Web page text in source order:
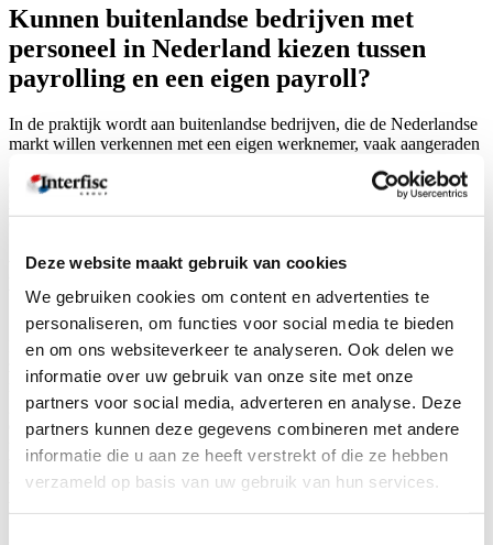
Deze website maakt gebruik van cookies
We gebruiken cookies om content en advertenties te
personaliseren, om functies voor social media te bieden
en om ons websiteverkeer te analyseren. Ook delen we
informatie over uw gebruik van onze site met onze
partners voor social media, adverteren en analyse. Deze
partners kunnen deze gegevens combineren met andere
informatie die u aan ze heeft verstrekt of die ze hebben
verzameld op basis van uw gebruik van hun services.
Kunnen buitenlandse bedrijven met
personeel in Nederland kiezen tussen
payrolling en een eigen payroll?
In de praktijk wordt aan buitenlandse bedrijven, die de Nederlandse
markt willen verkennen met een eigen werknemer, vaak aangeraden
een niet in Nederland gevestigde onderneming géén verzekeringen
zou kunnen sluiten voor belangrijke werkgeversrisico’s zoals
ongevallen & ziekte. Dit is echter een misverstand.
Payroll, via Interfisc mogelijk voor
buitenlandse bedrijven
Interfisc biedt buitenlandse bedrijven de mogelijkheid om, mét of
zónder vestiging in Nederland, zélf een dienstverband aan te gaan
met hun medewerkers. Ook kunnen zij zich verzekeren tegen alle
genoemde risico’s en treden zelf op als werkgever, terwijl Interfisc
de administratieve werkzaamheden uit handen neemt. Naast de
reguliere salarisadministratie en verzekeringen biedt Interfisc
bovendien een oplossing voor de wettelijk verplichte
verzuimbegeleiding, die ook buitenlandse werkgevers voor hun